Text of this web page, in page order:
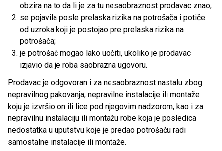
obzira na to da li je za tu nesaobraznost prodavac znao;
se pojavila posle prelaska rizika na potrošača i potiče
od uzroka koji je postojao pre prelaska rizika na
potrošača;
je potrošač mogao lako uočiti, ukoliko je prodavac
izjavio da je roba saobrazna ugovoru.
Prodavac je odgovoran i za nesaobraznost nastalu zbog
nepravilnog pakovanja, nepravilne instalacije ili montaže
koju je izvršio on ili lice pod njegovim nadzorom, kao i za
nepravilnu instalaciju ili montažu robe koja je posledica
nedostatka u uputstvu koje je predao potrošaču radi
samostalne instalacije ili montaže.